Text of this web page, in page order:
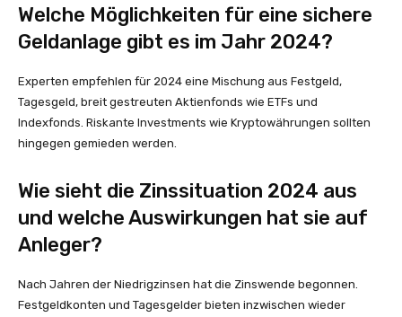
Welche Möglichkeiten für eine sichere
Geldanlage gibt es im Jahr 2024?
Experten empfehlen für 2024 eine Mischung aus Festgeld,
Tagesgeld, breit gestreuten Aktienfonds wie ETFs und
Indexfonds. Riskante Investments wie Kryptowährungen sollten
hingegen gemieden werden.
Wie sieht die Zinssituation 2024 aus
und welche Auswirkungen hat sie auf
Anleger?
Nach Jahren der Niedrigzinsen hat die Zinswende begonnen.
Festgeldkonten und Tagesgelder bieten inzwischen wieder